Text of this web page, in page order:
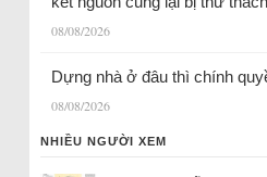
08/08/2026
Dựng nhà ở đâu thì chính
08/08/2026
NHIỀU NGƯỜI XEM